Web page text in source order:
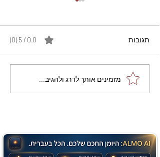
מתכון מנצח עוגת מייפל
שוקולד בחושה וקלה - זיוה
תגובות 0.0 / 5 ‏(0)
מזמינים אותך לדרג ולהגיב...